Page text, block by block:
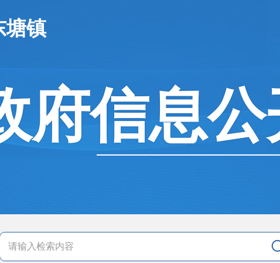
塘镇
府信息公